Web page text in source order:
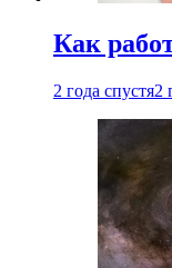
Как
2 года спустя2